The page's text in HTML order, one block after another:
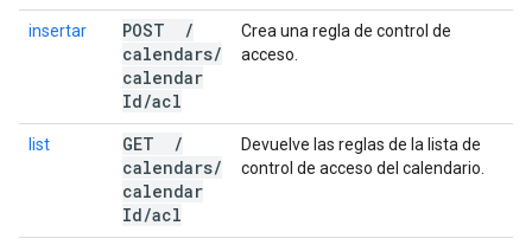
insertar POST
/
calendars/
calendar
Id/acl
Crea una regla de control de
acceso.
list GET
/
calendars/
calendar
Id/acl
Devuelve las reglas de la lista de
control de acceso del calendario.